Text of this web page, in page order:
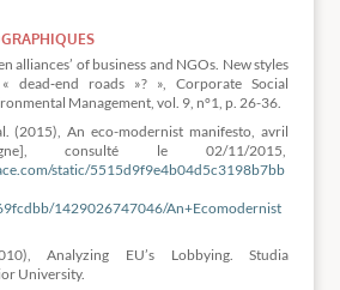
alliances’ of business and NGOs. New styles
dead‐end roads »? », Corporate Social
Management, vol. 9, n°1, p. 26-36.
(2015), An eco-modernist manifesto, avril
consulté le 02/11/2015,
static/5515d9f9e4b04d5c3198b7bb
1429026747046/An+Ecomodernist
Analyzing EU’s Lobbying. Studia
University.